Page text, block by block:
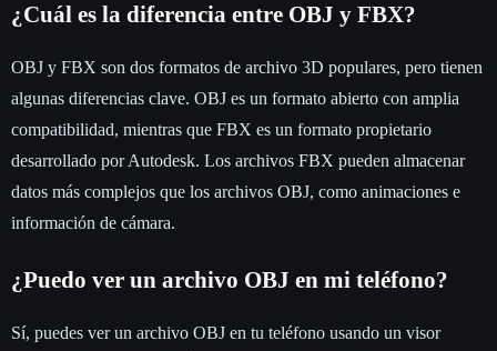
¿Cuál es la diferencia entre OBJ y FBX?
OBJ y FBX son dos formatos de archivo 3D populares, pero tienen
algunas diferencias clave. OBJ es un formato abierto con amplia
compatibilidad, mientras que FBX es un formato propietario
desarrollado por Autodesk. Los archivos FBX pueden almacenar
datos más complejos que los archivos OBJ, como animaciones e
información de cámara.
¿Puedo ver un archivo OBJ en mi teléfono?
Sí, puedes ver un archivo OBJ en tu teléfono usando un visor